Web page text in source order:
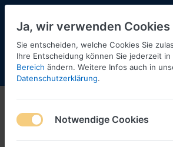
Menü Anmelden
Ja, wir verwenden Cookies
Sie entscheiden, welche Cookies Sie
Ihre Entscheidung können Sie jederzeit in
Bereich ändern. Weitere Infos auch in
Datenschutzerklärung.
Notwendige Cookies